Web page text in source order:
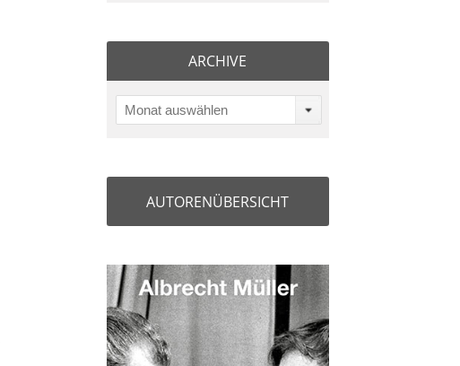
ARCHIVE
Monat auswählen
AUTORENÜBERSICHT